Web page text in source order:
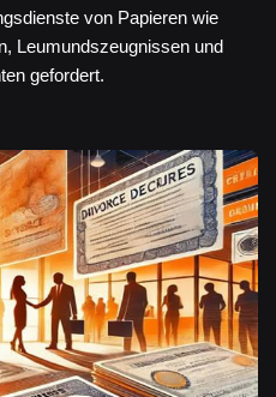
von Papieren wie
Leumundszeugnissen und
gefordert.